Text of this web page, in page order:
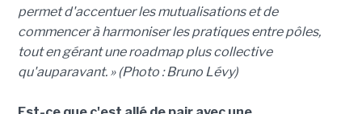
permet d'accentuer les mutualisations et de
commencer à harmoniser les pratiques entre pôles,
tout en gérant une roadmap plus collective
qu'auparavant. » (Photo : Bruno Lévy)